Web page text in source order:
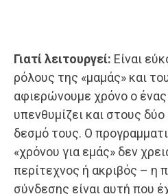
Γιατί λειτουργεί: Είναι
ρόλους της «μαμάς» και
αφιερώνουμε χρόνο ο ένας
υπενθυμίζει και στους
δεσμό τους. Ο
«χρόνου για εμάς» δεν
περίτεχνος ή ακριβός – η
σύνδεσης είναι αυτή που